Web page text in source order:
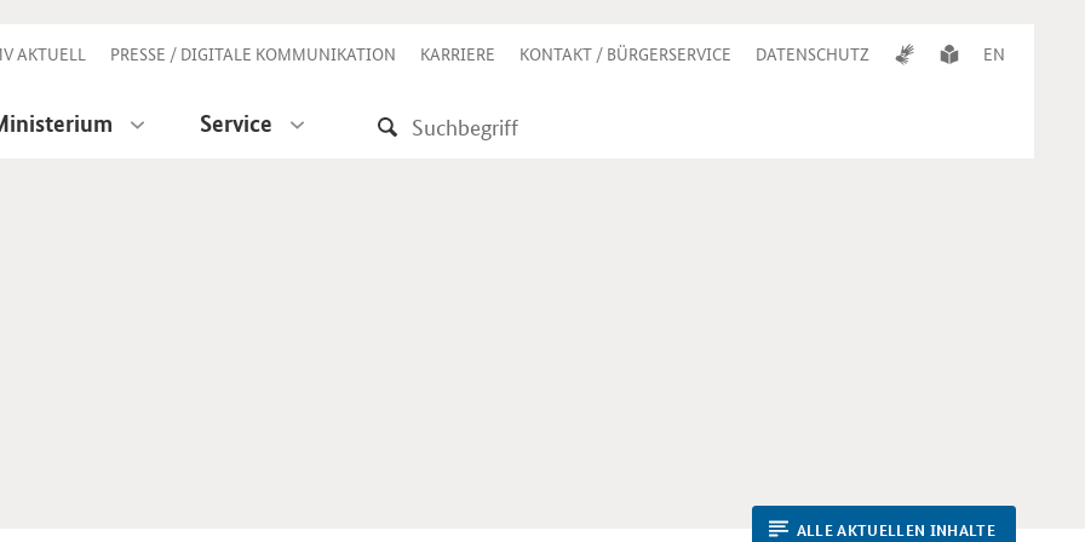
AKTUELL PRESSE / DIGITALE KOMMUNIKATION KARRIERE KONTAKT / BÜRGERSERVICE DATENSCHUTZ EN
Service
ALLE AKTUELLEN INHALTE